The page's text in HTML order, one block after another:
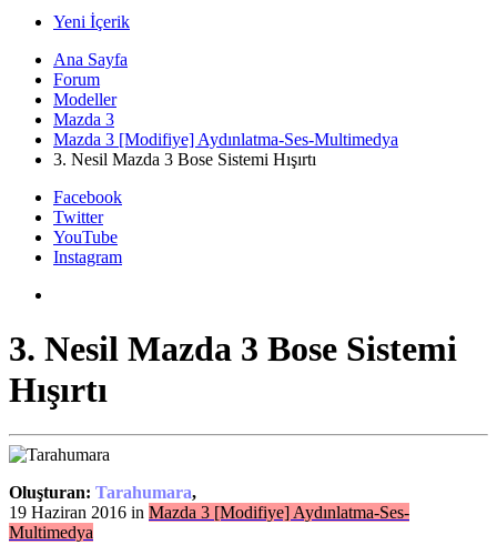
Yeni İçerik
Ana Sayfa
Forum
Modeller
Mazda 3
Mazda 3 [Modifiye] Aydınlatma-Ses-Multimedya
3. Nesil Mazda 3 Bose Sistemi Hışırtı
Facebook
Twitter
YouTube
Instagram
3. Nesil Mazda 3 Bose Sistemi
Hışırtı
Oluşturan: Tarahumara,
19 Haziran 2016 in Mazda 3 [Modifiye] Aydınlatma-Ses-
Multimedya